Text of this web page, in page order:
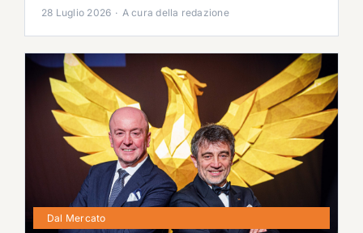
28 Luglio 2026 · A cura della redazione
Dal Mercato